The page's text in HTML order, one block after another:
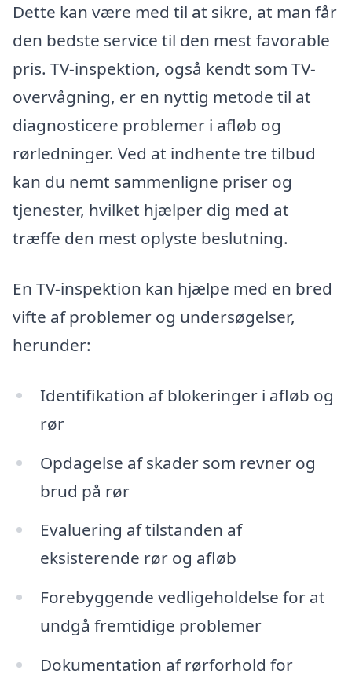
Dette kan være med til at sikre, at man får
den bedste service til den mest favorable
pris. TV-inspektion, også kendt som TV-
overvågning, er en nyttig metode til at
diagnosticere problemer i afløb og
rørledninger. Ved at indhente tre tilbud
kan du nemt sammenligne priser og
tjenester, hvilket hjælper dig med at
træffe den mest oplyste beslutning.
En TV-inspektion kan hjælpe med en bred
vifte af problemer og undersøgelser,
herunder:
Identifikation af blokeringer i afløb og
rør
Opdagelse af skader som revner og
brud på rør
Evaluering af tilstanden af
eksisterende rør og afløb
Forebyggende vedligeholdelse for at
undgå fremtidige problemer
Dokumentation af rørforhold for